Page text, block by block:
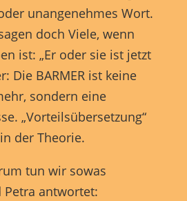
unangenehmes Wort.
doch Viele, wenn
ist: „Er oder sie ist jetzt
Die BARMER ist keine
sondern eine
„Vorteilsübersetzung“
der Theorie.
tun wir sowas
Petra antwortet:
finden Sie in unserer
über alle verwendeten Cookies.
zu ganzen Kategorien geben
anzeigen lassen und so nur
Cookies akzeptieren
Zurück